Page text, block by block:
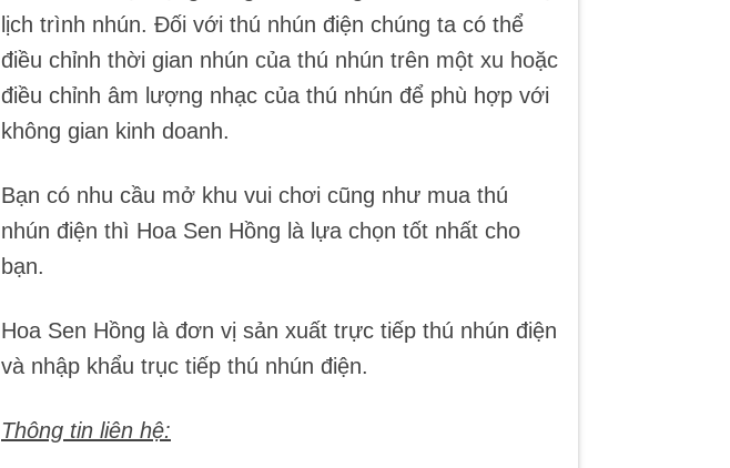
lịch trình nhún. Đối với thú nhún điện chúng ta có thể
điều chỉnh thời gian nhún của thú nhún trên một xu hoặc
điều chỉnh âm lượng nhạc của thú nhún để phù hợp với
không gian kinh doanh.
Bạn có nhu cầu mở khu vui chơi cũng như mua thú
nhún điện thì Hoa Sen Hồng là lựa chọn tốt nhất cho
bạn.
Hoa Sen Hồng là đơn vị sản xuất trực tiếp thú nhún điện
và nhập khẩu trục tiếp thú nhún điện.
Thông tin liên hệ: